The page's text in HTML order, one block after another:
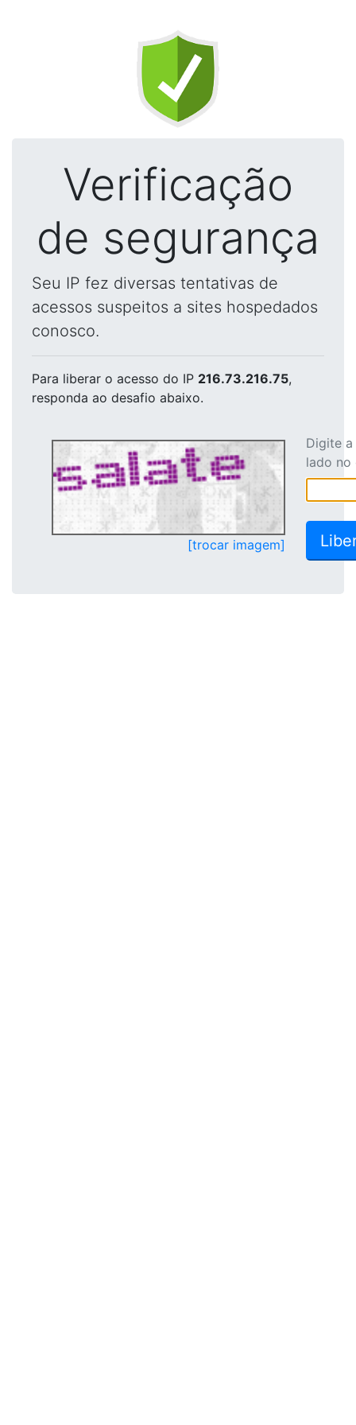
Verificação
de segurança
Seu IP fez diversas tentativas de
acessos suspeitos a sites hospedados
conosco.
Para liberar o acesso do IP 216.73.216.75,
responda ao desafio abaixo.
[trocar imagem]
Digite
lado no